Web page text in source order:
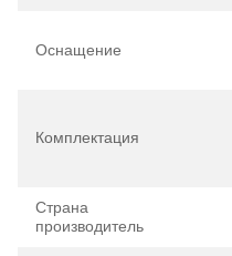
Оснащение
Комплектация
Страна
производитель